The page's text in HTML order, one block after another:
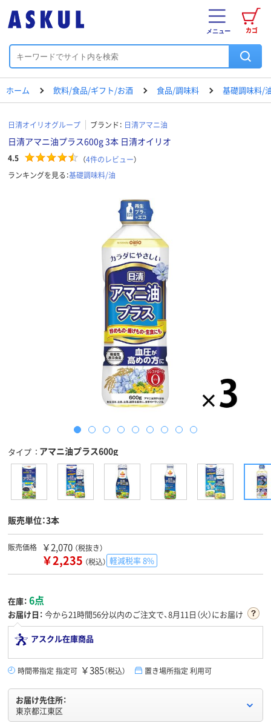
カゴ
メニュー
ホーム 飲料/食品/ギフト/お酒 食品/調味料 基礎調味料/
日清オイリオグループ ブランド： 日清アマニ油
日清アマニ油プラス600g 3本 日清オイリオ
4.5 （4件のレビュー）
ランキングを見る：基礎調味料/油
タイプ アマニ油プラス600g
販売単位：3本
販売価格 ￥2,070 （税抜き）
￥2,235 （税込） 軽減税率 8%
在庫： 6点
お届け日： 今から21時間56分以内のご注文で、8月11日（火）にお届け
アスクル在庫商品
時間帯指定 指定可 ￥385（税込） 置き場所指定 利用可
お届け先住所：
東京都江東区